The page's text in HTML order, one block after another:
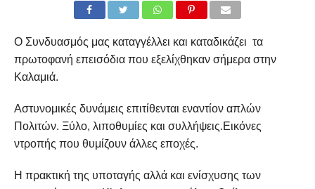
Ο Συνδυασμός μας καταγγέλλει και καταδικάζει τα
πρωτοφανή επεισόδια που εξελίχθηκαν σήμερα στην
Καλαμιά.
Αστυνομικές δυνάμεις επιτίθενται εναντίον απλών
Πολιτών. Ξύλο, λιποθυμίες και συλλήψεις.Εικόνες
ντροπής που θυμίζουν άλλες εποχές.
Η πρακτική της υποταγής αλλά και ενίσχυσης των